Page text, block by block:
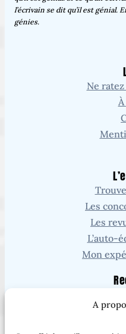
A
l’écrivain se dit qu’il est génial.
génies.
Ne
Les
Les
L’auto-
Mon
Vous cherchez un